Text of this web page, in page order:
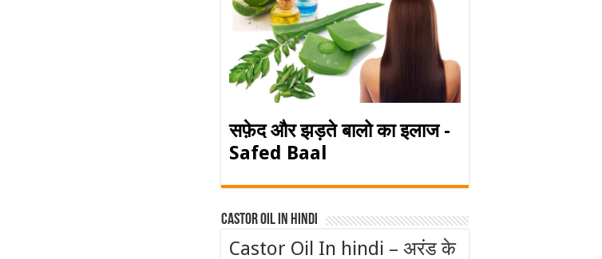
सफ़ेद और झड़ते बालो का इलाज -
Safed Baal
Castor Oil In Hindi
Castor Oil In hindi – अरंड के